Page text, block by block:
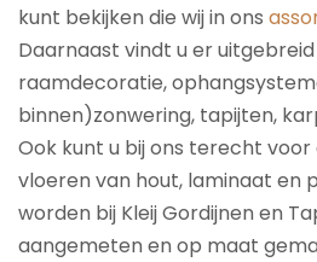
kunt bekijken die wij in ons
Daarnaast vindt u er
raamdecoratie,
binnen)zonwering, tapijten,
Ook kunt u bij ons terecht
vloeren van hout, laminaat en
worden bij Kleij Gordijnen en
aangemeten en op maat